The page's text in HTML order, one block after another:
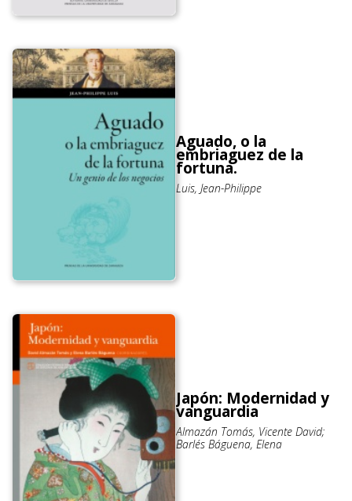
Aguado, o la
embriaguez de la
fortuna.
Luis, Jean-Philippe
Japón: Modernidad y
vanguardia
Almazán Tomás, Vicente David;
Barlés Báguena, Elena